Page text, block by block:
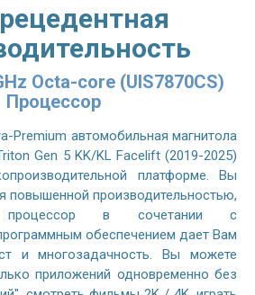
Octa-core (UIS7870CS)
Процессор
Premium автомобильная магнитола
Gen 5 KK/KL Facelift (2019-2025)
платформе. Вы
повышенной производительностью,
в сочетании с
обеспечением дает Вам
и многозадачность. Вы можете
приложений одновременно без